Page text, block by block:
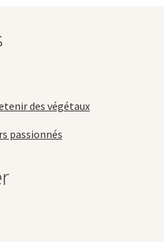
des végétaux
passionnés